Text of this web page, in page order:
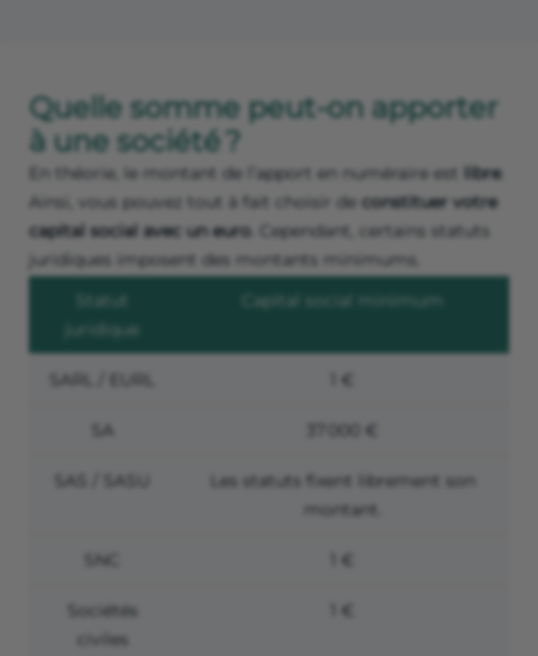
Quelle somme peut-on apporter
à une société ?
En théorie, le montant de l’apport en numéraire est libre.
Ainsi, vous pouvez tout à fait choisir de constituer votre
capital social avec un euro . Cependant, certains statuts
juridiques imposent des montants minimums.
Statut
juridique
Capital social minimum
SARL / EURL 1 €
SA 37 000 €
SAS / SASU
Les statuts fixent librement son
montant.
SNC 1 €
Sociétés
civiles
1 €